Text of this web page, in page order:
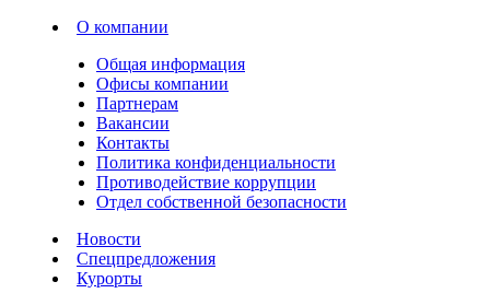
О компании
Общая информация
Офисы компании
Партнерам
Вакансии
Контакты
Политика конфиденциальности
Противодействие коррупции
Отдел собственной безопасности
Новости
Спецпредложения
Курорты